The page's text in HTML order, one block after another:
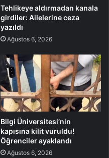
Tehlikeye aldırmadan kanala
girdiler: Ailelerine ceza
yazıldı
Ağustos 6, 2026
Bilgi Üniversitesi’nin
kapısına kilit vuruldu!
Öğrenciler ayaklandı
Ağustos 6, 2026